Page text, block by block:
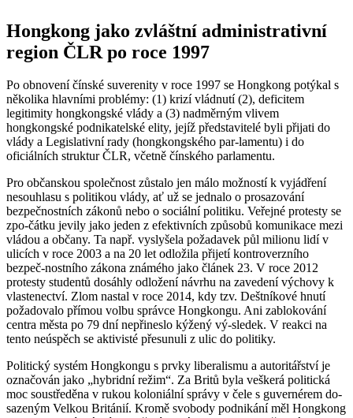
Hongkong jako zvláštní administrativní
region ČLR po roce 1997
Po obnovení čínské suverenity v roce 1997 se Hongkong potýkal s
několika hlavními problémy: (1) krizí vládnutí (2), deficitem
legitimity hongkongské vlády a (3) nadměrným vlivem
hongkongské podnikatelské elity, jejíž představitelé byli přijati do
vlády a Legislativní rady (hongkongského par-lamentu) i do
oficiálních struktur ČLR, včetně čínského parlamentu.
Pro občanskou společnost zůstalo jen málo možností k vyjádření
nesouhlasu s politikou vlády, ať už se jednalo o prosazování
bezpečnostních zákonů nebo o sociální politiku. Veřejné protesty se
zpo-čátku jevily jako jeden z efektivních způsobů komunikace mezi
vládou a občany. Ta např. vyslyšela požadavek půl milionu lidí v
ulicích v roce 2003 a na 20 let odložila přijetí kontroverzního
bezpeč-nostního zákona známého jako článek 23. V roce 2012
protesty studentů dosáhly odložení návrhu na zavedení výchovy k
vlastenectví. Zlom nastal v roce 2014, kdy tzv. Deštníkové hnutí
požadovalo přímou volbu správce Hongkongu. Ani zablokování
centra města po 79 dní nepřineslo kýžený vý-sledek. V reakci na
tento neúspěch se aktivisté přesunuli z ulic do politiky.
Politický systém Hongkongu s prvky liberalismu a autoritářství je
označován jako „hybridní režim“. Za Britů byla veškerá politická
moc soustředěna v rukou koloniální správy v čele s guvernérem do-
sazeným Velkou Británií. Kromě svobody podnikání měl Hongkong